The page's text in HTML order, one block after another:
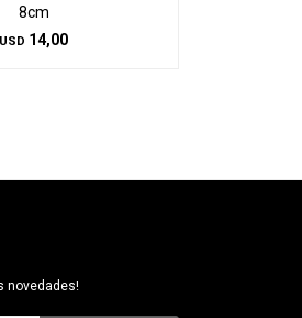
8cm
USD 14,00
novedades!